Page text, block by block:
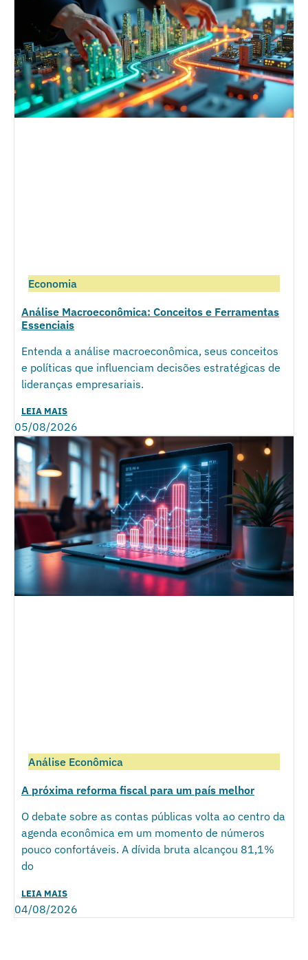
Economia
Análise Macroeconômica: Conceitos e Ferramentas
Essenciais
Entenda a análise macroeconômica, seus conceitos
e políticas que influenciam decisões estratégicas de
lideranças empresariais.
LEIA MAIS
05/08/2026
Análise Econômica
A próxima reforma fiscal para um país melhor
O debate sobre as contas públicas volta ao centro da
agenda econômica em um momento de números
pouco confortáveis. A dívida bruta alcançou 81,1%
do
LEIA MAIS
04/08/2026